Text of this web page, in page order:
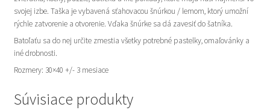
svojej izbe. Taška je vybavená sťahovacou šnúrkou / lemom, ktorý umožní
rýchle zatvorenie a otvorenie. Vďaka šnúrke sa dá zavesiť do šatníka.
Batoľaťu sa do nej určite zmestia všetky potrebné pastelky, omaľovánky a
iné drobnosti.
Rozmery: 30×40 +/- 3 mesiace
Súvisiace produkty